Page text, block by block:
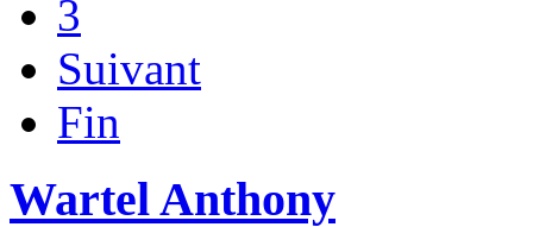
3
Suivant
Fin
Wartel Anthony